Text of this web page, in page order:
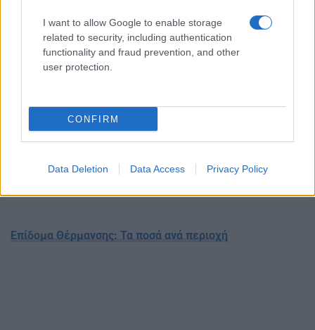
I want to allow Google to enable storage
related to security, including authentication
functionality and fraud prevention, and other
user protection.
CONFIRM
Data Deletion Data Access Privacy Policy
Επίδομα Θέρμανσης: Τα ποσά ανά περιοχή